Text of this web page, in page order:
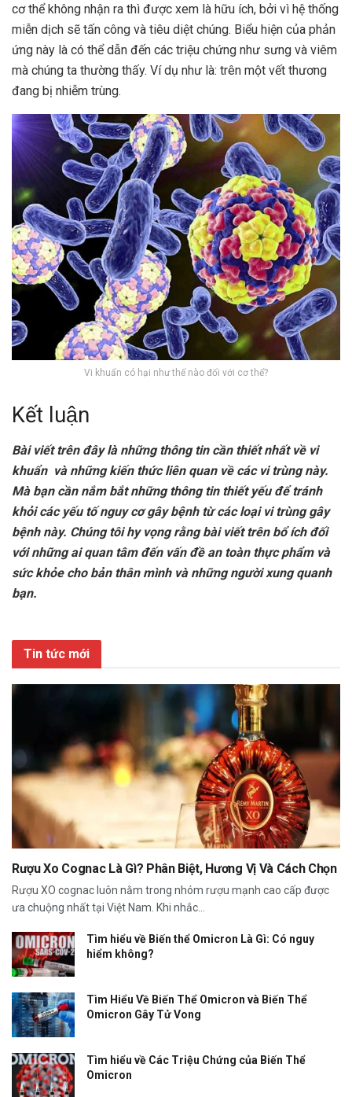
cơ thể không nhận ra thì được xem là hữu ích, bởi vì hệ thống
miễn dịch sẽ tấn công và tiêu diệt chúng. Biểu hiện của phản
ứng này là có thể dẫn đến các triệu chứng như sưng và viêm
mà chúng ta thường thấy. Ví dụ như là: trên một vết thương
đang bị nhiễm trùng.
Vi khuẩn có hại như thế nào đối với cơ thể?
Kết luận
Bài viết trên đây là những thông tin cần thiết nhất về vi
khuẩn và những kiến thức liên quan về các vi trùng này.
Mà bạn cần nắm bắt những thông tin thiết yếu để tránh
khỏi các yếu tố nguy cơ gây bệnh từ các loại vi trùng gây
bệnh này. Chúng tôi hy vọng rằng bài viết trên bổ ích đối
với những ai quan tâm đến vấn đề an toàn thực phẩm và
sức khỏe cho bản thân mình và những người xung quanh
bạn.
Tin tức mới
Rượu Xo Cognac Là Gì? Phân Biệt, Hương Vị Và Cách Chọn
Rượu XO cognac luôn nằm trong nhóm rượu mạnh cao cấp được
ưa chuộng nhất tại Việt Nam. Khi nhắc...
Tìm hiểu về Biến thể Omicron Là Gì: Có nguy
hiểm không?
Tìm Hiểu Về Biến Thể Omicron và Biến Thể
Omicron Gây Tử Vong
Tìm hiểu về Các Triệu Chứng của Biến Thể
Omicron